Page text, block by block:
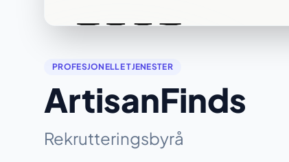
PROFESJONELLE TJENESTER
ArtisanFinds
Rekrutteringsbyrå